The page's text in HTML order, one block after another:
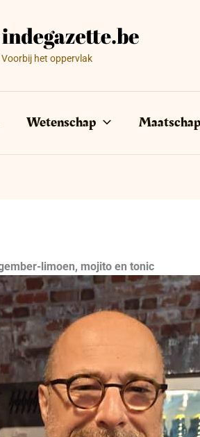
Voorbij het oppervlak
Wetenschap
limoen, mojito en tonic